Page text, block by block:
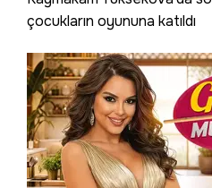
çocukların oyununa katıldı